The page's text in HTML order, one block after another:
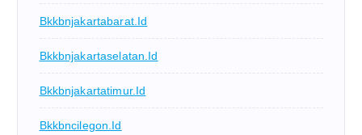
Bkkbnjakartabarat.id
Bkkbnjakartaselatan.id
Bkkbnjakartatimur.id
Bkkbncilegon.id